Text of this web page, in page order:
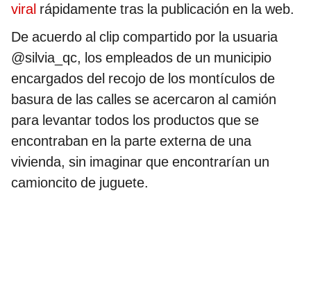
viral rápidamente tras la publicación en la web.
De acuerdo al clip compartido por la usuaria
@silvia_qc, los empleados de un municipio
encargados del recojo de los montículos de
basura de las calles se acercaron al camión
para levantar todos los productos que se
encontraban en la parte externa de una
vivienda, sin imaginar que encontrarían un
camioncito de juguete.